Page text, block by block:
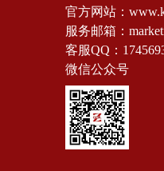
官方网站：
服务邮箱：
客服QQ：
微信公众号